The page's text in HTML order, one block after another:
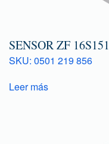
SENSOR ZF 16S151
SKU: 0501 219 856
Leer más